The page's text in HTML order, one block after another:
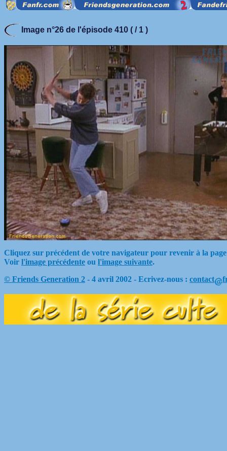
Image n°26 de l'épisode 410 ( / 1 )
Cliquez sur précédent de votre navigateur pour revenir à la
Voir l'image précédente ou l'image suivante.
© Friends Generation 2 - 4 avril 2002 - Ecrivez-nous : contact